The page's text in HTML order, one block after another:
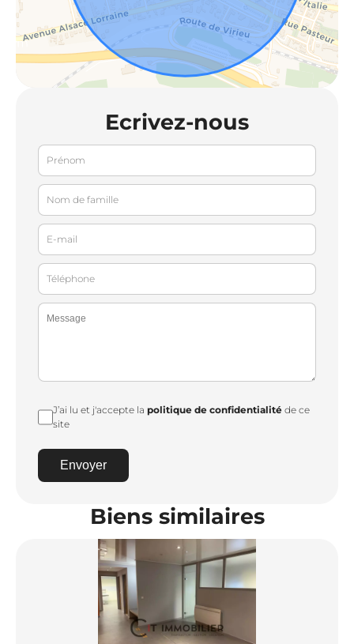
Ecrivez-nous
J’ai lu et j'accepte lapolitique de confidentialité de ce
site
Envoyer
Biens similaires